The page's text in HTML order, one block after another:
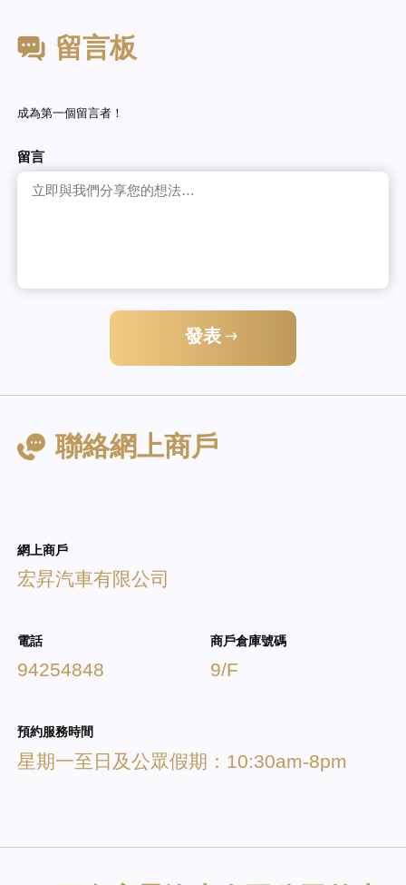
留言板
成為第一個留言者！
留言
發表
聯絡網上商戶
網上商戶
宏昇汽車有限公司
電話
94254848
商戶倉庫號碼
9/F
預約服務時間
星期一至日及公眾假期：10:30am-8pm